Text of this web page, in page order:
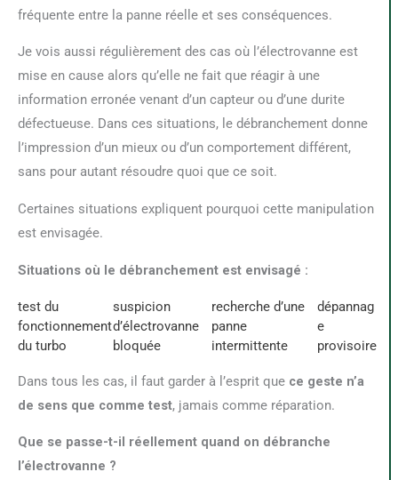
fréquente entre la panne réelle et ses conséquences.
Je vois aussi régulièrement des cas où l’électrovanne est
mise en cause alors qu’elle ne fait que réagir à une
information erronée venant d’un capteur ou d’une durite
défectueuse. Dans ces situations, le débranchement donne
l’impression d’un mieux ou d’un comportement différent,
sans pour autant résoudre quoi que ce soit.
Certaines situations expliquent pourquoi cette manipulation
est envisagée.
Situations où le débranchement est envisagé :
test du
fonctionnement
du turbo
suspicion
d’électrovanne
bloquée
recherche d’une
panne
intermittente
dépannag
e
provisoire
Dans tous les cas, il faut garder à l’esprit que ce geste n’a
de sens que comme test, jamais comme réparation.
Que se passe-t-il réellement quand on débranche
l’électrovanne ?